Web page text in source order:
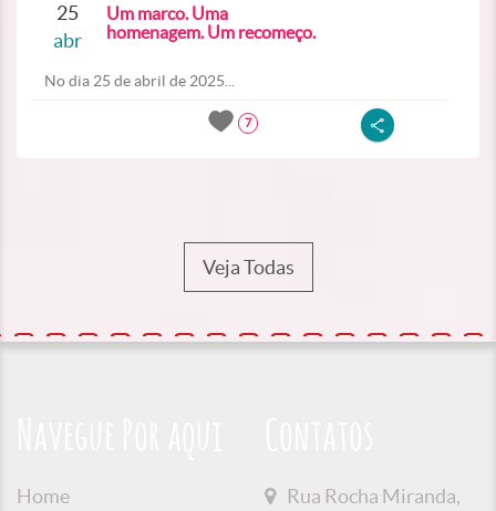
25
abr
Um marco. Uma
homenagem. Um recomeço.
No dia 25 de abril de 2025...
7
Veja Todas
Home
Rua Rocha Miranda,